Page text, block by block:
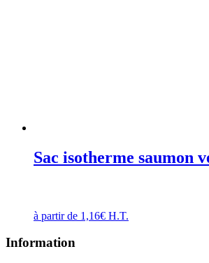
Sac isotherme saumon
à partir de 1,16€ H.T.
Information